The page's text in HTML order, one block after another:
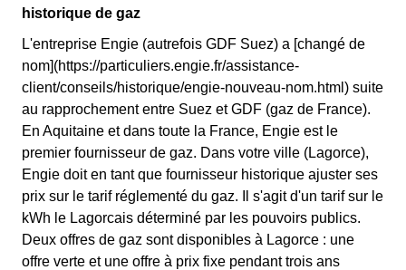
historique de gaz
L'entreprise Engie (autrefois GDF Suez) a [changé de
nom](https://particuliers.engie.fr/assistance-
client/conseils/historique/engie-nouveau-nom.html) suite
au rapprochement entre Suez et GDF (gaz de France).
En Aquitaine et dans toute la France, Engie est le
premier fournisseur de gaz. Dans votre ville (Lagorce),
Engie doit en tant que fournisseur historique ajuster ses
prix sur le tarif réglementé du gaz. Il s'agit d'un tarif sur le
kWh le Lagorcais déterminé par les pouvoirs publics.
Deux offres de gaz sont disponibles à Lagorce : une
offre verte et une offre à prix fixe pendant trois ans